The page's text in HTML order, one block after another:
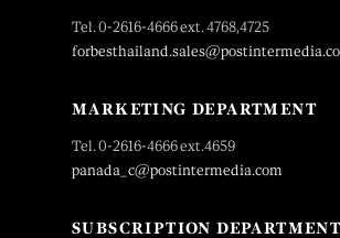
Tel. 0-2616-4666 ext. 4768,4725
MARKETING DEPARTMENT
Tel. 0-2616-4666 ext.4659
panada_c@postintermedia.com
SUBSCRIPTION DEPARTMENT